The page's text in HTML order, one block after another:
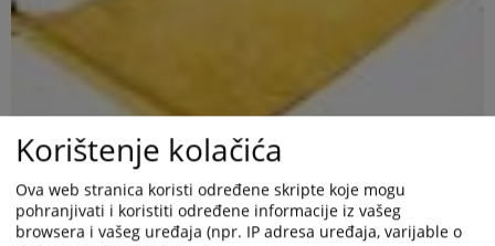
Korištenje kolačića
Ova web stranica koristi određene skripte koje mogu
pohranjivati i koristiti određene informacije iz vašeg
browsera i vašeg uređaja (npr. IP adresa uređaja, varijable o